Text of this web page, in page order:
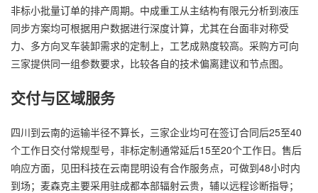
非标小批量订单的排产周期。中成重工从主结构有限元分析到液压
同步方案均可根据用户数据进行深度计算，尤其在台面非对称受
力、多方向叉车装卸需求的定制上，工艺成熟度较高。采购方可向
三家提供同一组参数要求，比较各自的技术偏离建议和节点图。
交付与区域服务
四川到云南的运输半径不算长，三家企业均可在签订合同后25至40
个工作日交付常规型号，非标定制通常延后15至20个工作日。售后
响应方面，见田科技在云南昆明设有合作服务点，可做到48小时内
到场；麦森克主要采用驻成都本部辐射云贵，辅以远程诊断指导；